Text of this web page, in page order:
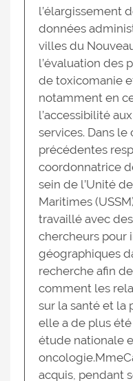
l’élargissement
données
villes du
l’évaluation des
de toxicomanie
notamment en
l’accessibilité
services. Dans le
précédentes
coordonnatrice
sein de l’Unité
Maritimes
travaillé avec
chercheurs pour
géographiques
recherche afin
comment les
sur la santé et la
elle a de plus
étude nationale
acquis, pendant